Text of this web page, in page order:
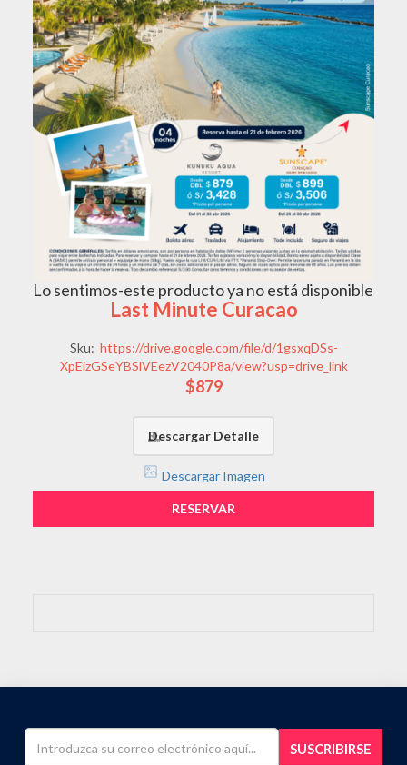
Lo sentimos-este producto ya no está disponible
Last Minute Curacao
Sku: https://drive.google.com/file/d/1gsxqDSs-
XpEizGSeYBSlVEezV2040P8a/view?usp=drive_link
$879
Descargar Detalle
Descargar Imagen
RESERVAR
SUSCRIBIRSE